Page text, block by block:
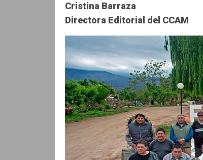
Cristina Barraza
Directora Editorial del CCAM